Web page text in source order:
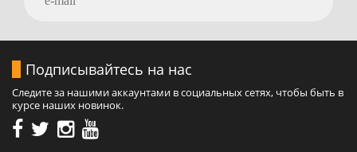
Подписывайтесь на нас
Следите за нашими аккаунтами в социальных сетях, чтобы быть в
курсе наших новинок.